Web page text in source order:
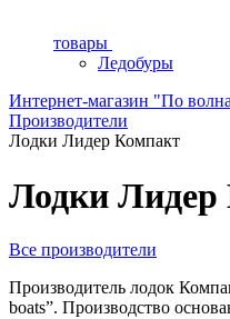
товары
Ледобуры
Интернет-магазин "По
Производители
Лодки Лидер Компакт
Лодки Лидер
Все производители
Производитель лодок
boats”. Производство